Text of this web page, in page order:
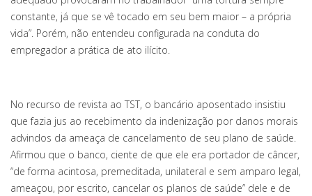
constante, já que se vê tocado em seu bem maior – a própria
vida”. Porém, não entendeu configurada na conduta do
empregador a prática de ato ilícito.
No recurso de revista ao TST, o bancário aposentado insistiu
que fazia jus ao recebimento da indenização por danos morais
advindos da ameaça de cancelamento de seu plano de saúde.
Afirmou que o banco, ciente de que ele era portador de câncer,
“de forma acintosa, premeditada, unilateral e sem amparo legal,
ameaçou, por escrito, cancelar os planos de saúde” dele e de